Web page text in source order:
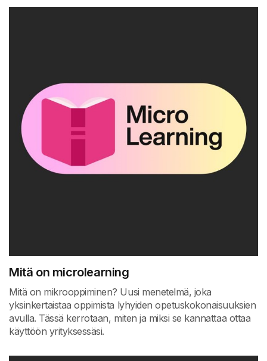
Mitä on microlearning
Mitä on mikrooppiminen? Uusi menetelmä, joka
yksinkertaistaa oppimista lyhyiden opetuskokonaisuuksien
avulla. Tässä kerrotaan, miten ja miksi se kannattaa ottaa
käyttöön yrityksessäsi.